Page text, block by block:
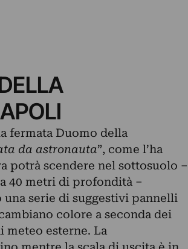
fermata Duomo della
da astronauta”, come l’ha
potrà scendere nel sottosuolo –
40 metri di profondità –
serie di suggestivi pannelli
colore a seconda dei
esterne. La